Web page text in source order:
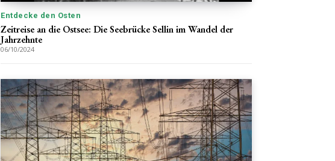
Entdecke den Osten
Zeitreise an die Ostsee: Die Seebrücke Sellin im Wandel der
Jahrzehnte
06/10/2024